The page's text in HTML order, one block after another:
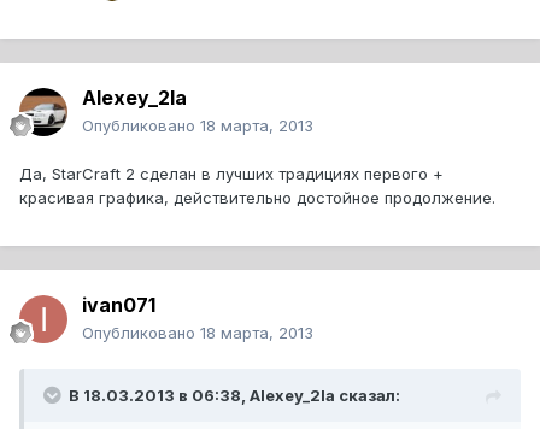
Alexey_2la
Опубликовано 18 марта, 2013
Да, StarCraft 2 сделан в лучших традициях первого +
красивая графика, действительно достойное продолжение.
ivan071
Опубликовано 18 марта, 2013
В 18.03.2013 в 06:38, Alexey_2la сказал: